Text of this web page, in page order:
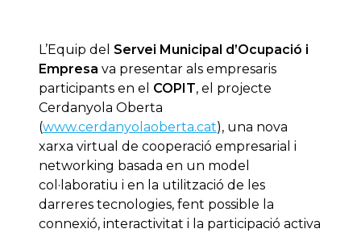
L’Equip del Servei Municipal d’Ocupació i
Empresa va presentar als empresaris
participants en el COPIT, el projecte
Cerdanyola Oberta
(www.cerdanyolaoberta.cat), una nova
xarxa virtual de cooperació empresarial i
networking basada en un model
col·laboratiu i en la utilització de les
darreres tecnologies, fent possible la
connexió, interactivitat i la participació activa